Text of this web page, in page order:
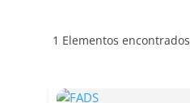
1 Elementos encontrados